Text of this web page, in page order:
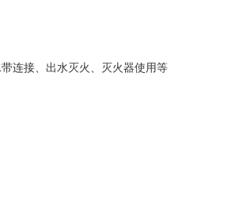
连接、出水灭火、灭火器使用等